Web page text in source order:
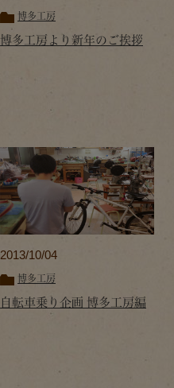
博多工房
博多工房より新年のご挨拶
2013/10/04
博多工房
自転車乗り企画 博多工房編